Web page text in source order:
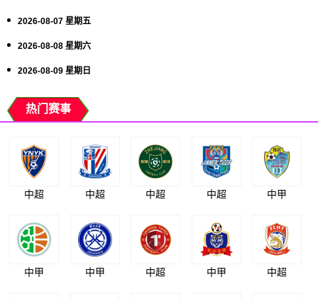
2026-08-07 星期五
2026-08-08 星期六
2026-08-09 星期日
热门赛事
中超 中超 中超 中超 中甲
中甲 中甲 中超 中甲 中超